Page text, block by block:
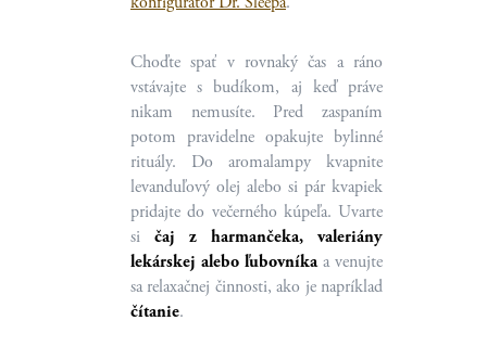
Choďte spať v rovnaký čas a ráno
vstávajte s budíkom, aj keď práve
nikam nemusíte. Pred zaspaním
potom pravidelne opakujte bylinné
rituály. Do aromalampy kvapnite
levanduľový olej alebo si pár kvapiek
pridajte do večerného kúpeľa. Uvarte
si čaj z harmančeka, valeriány
lekárskej alebo ľubovníkaa venujte
sa relaxačnej činnosti, ako je napríklad
čítanie.